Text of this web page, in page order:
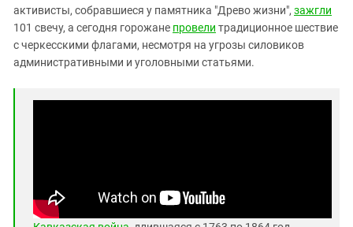
активисты, собравшиеся у памятника "Древо жизни", зажгли
101 свечу, а сегодня горожане провели традиционное шествие
с черкесскими флагами, несмотря на угрозы силовиков
административными и уголовными статьями.